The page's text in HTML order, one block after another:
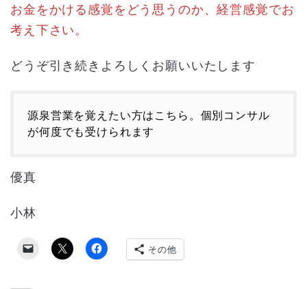
お金をかける感覚をどう思うのか、経営感覚でお
考え下さい。
どうぞ引き続きよろしくお願いいたします
源泉営業を覚えたい方はこちら。個別コンサル
が何度でも受けられます
優真
小林
その他